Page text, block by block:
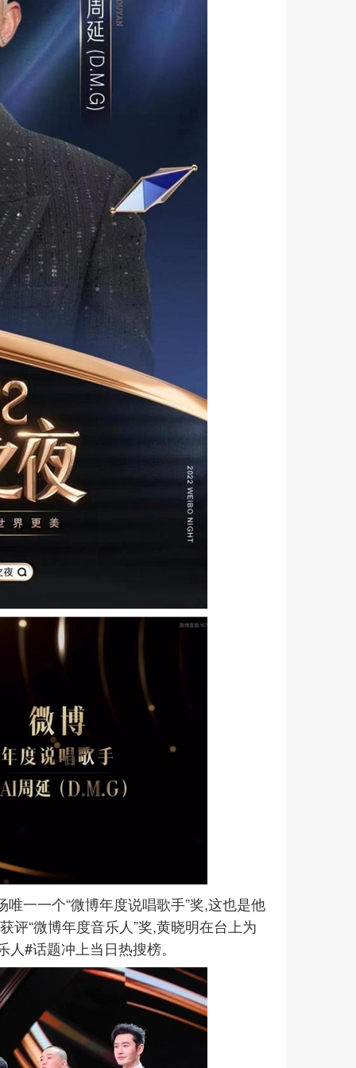
一一个“微博年度说唱歌手”奖,这也是他
评“微博年度音乐人”奖,黄晓明在台上为
#话题冲上当日热搜榜。